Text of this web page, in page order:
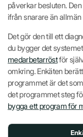
påverkar besluten.
ifrån snarare än
Det gör den till ett
du bygger det
medarbetarröstför
omkring. Enkäten
programmet är det
det programmet steg
bygga ett program för